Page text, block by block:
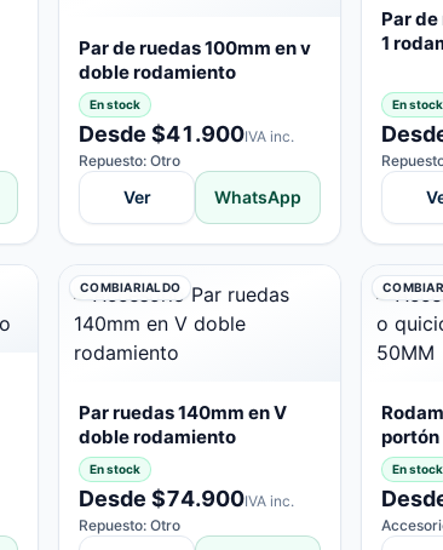
Par de ruedas 100mm en v
doble rodamiento
En stock
Desde $41.900IVA inc.
Repuesto: Otro
Ver WhatsApp
Par
1
En stock
COMBIARIALDO
Par ruedas 140mm en V
doble rodamiento
En stock
Desde $74.900IVA inc.
Repuesto: Otro
En stock